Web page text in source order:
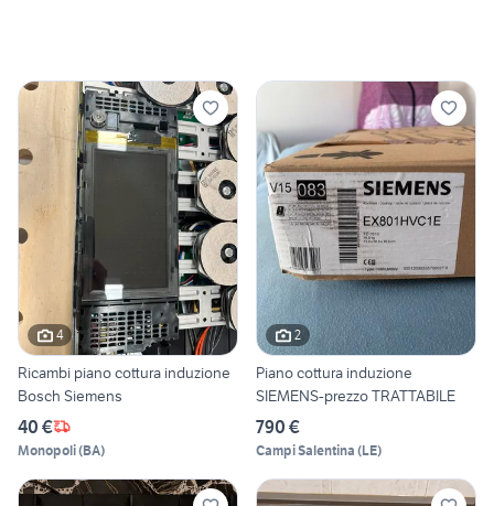
4
Ricambi piano cottura induzione
Bosch Siemens
40 €
Monopoli(BA)
2
Piano cottura induzione
SIEMENS-prezzo TRATTABILE
790 €
Campi Salentina (LE)